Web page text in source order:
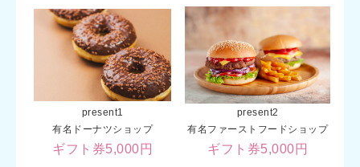
present1
present2
有名ドーナツショップ
有名ファーストフードショップ
ギフト券5,000円 ギフト券5,000円